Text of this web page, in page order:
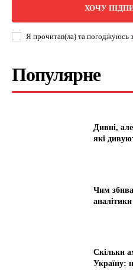
ХОЧУ
Я прочитав(ла) та погоджуюсь з
Популярне
Дивні,
які
Чим
Скільки
Україну: